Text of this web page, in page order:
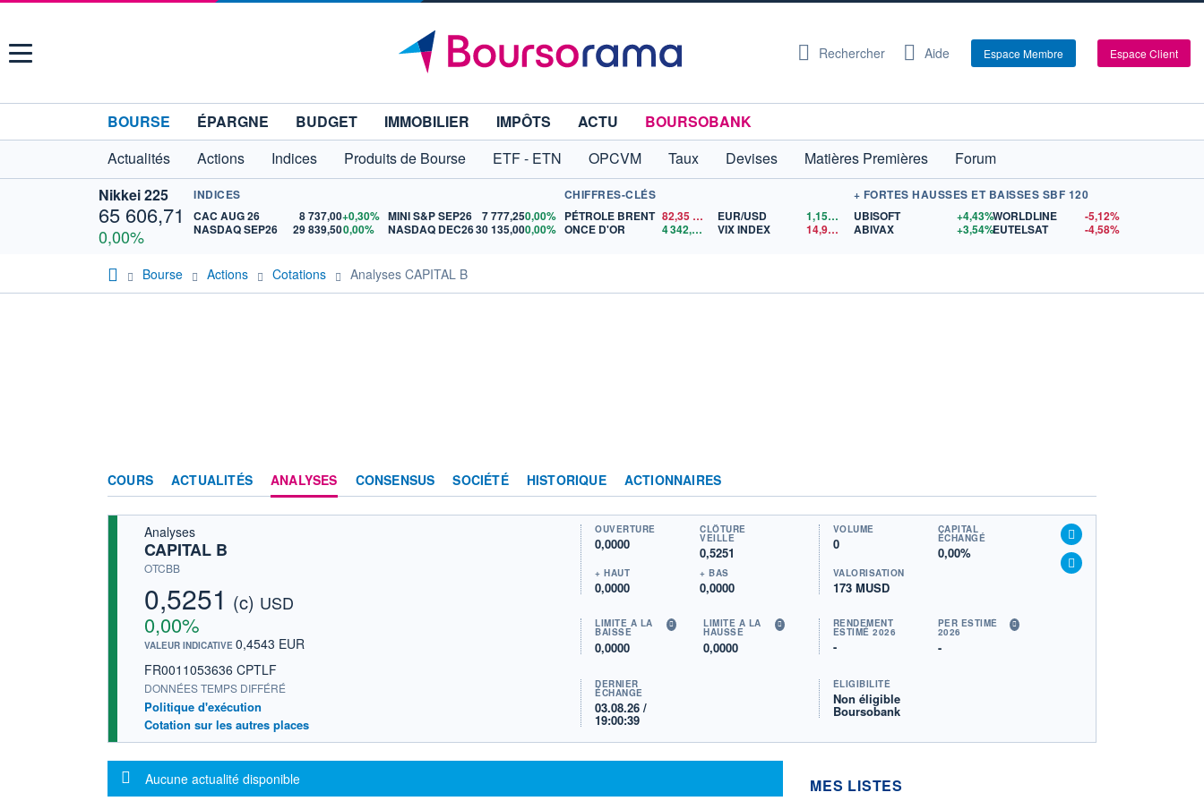
Menu Rechercher Aide Espace Membre Espace Client
BOURSE ÉPARGNE BUDGET IMMOBILIER IMPÔTS ACTU
BOURSOBANK
Actualités
Actions Indices Produits de Bourse ETF - ETN OPCVM Taux Devises Matières Premières
Forum
Nikkei 225
65 606,71
0,00%
INDICES
CAC AUG 26
8 737,00+0,30%
NASDAQ SEP26
29 839,500,00%
MINI S&P SEP26 7 777,250,00%
NASDAQ DEC2630 135,000,00%
CHIFFRES-CLÉS
PÉTROLE BRENT 82,35
ONCE D'OR
4 342,26 $US
EUR/USD 1,1559
$US
VIX INDEX
14,90$US
+ FORTES HAUSSES ET BAISSES SBF 120
UBISOFT
+4,43%
ABIVAX
+3,54%
WORLDLINE
-5,12%
EUTELSAT
-4,58%
Bourse Actions Cotations Analyses CAPITAL B
COURS ACTUALITÉS ANALYSES CONSENSUS SOCIÉTÉ HISTORIQUE ACTIONNAIRES
Analyses
CAPITAL B
OTCBB
0,5251 (c) USD
0,00%
VALEUR INDICATIVE 0,4543 EUR
FR0011053636 CPTLF
DONNÉES TEMPS DIFFÉRÉ
Politique d'exécution
Cotation sur les autres places
OUVERTURE
0,0000
CLÔTURE
VEILLE
0,5251
+ HAUT
0,0000
+ BAS
0,0000
VOLUME
0
CAPITAL
ÉCHANGÉ
0,00%
VALORISATION
173 MUSD
LIMITE À LA
BAISSE
0,0000
LIMITE À LA
HAUSSE
0,0000
RENDEMENT
ESTIMÉ 2026
-
PER ESTIMÉ
2026
-
DERNIER
ÉCHANGE
03.08.26 /
19:00:39
ÉLIGIBILITÉ
Non éligible
Boursobank
Message d'information
Aucune actualité disponible MES LISTES